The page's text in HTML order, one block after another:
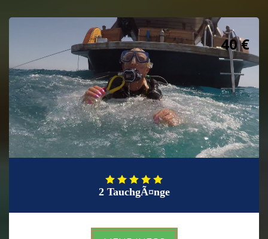
40 €
2 TauchgÃ¤nge